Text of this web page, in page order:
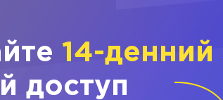
14-денний
доступ